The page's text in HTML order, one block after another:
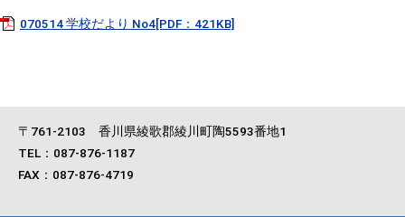
070514 学校だより No4[PDF：421KB]
〒761‐2103 香川県綾歌郡綾川町陶5593番地1
TEL：087-876-1187
FAX：087-876-4719